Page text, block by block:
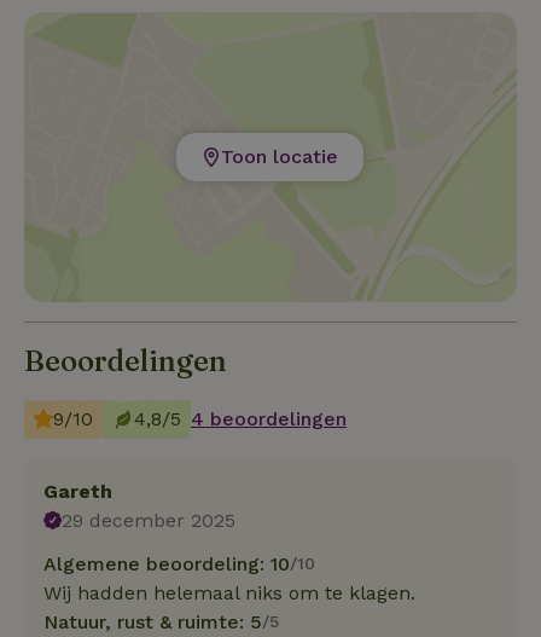
Toon locatie
Beoordelingen
9/10 4,8/5 4 beoordelingen
Gareth
29 december 2025
Algemene beoordeling: 10/10
Wij hadden helemaal niks om te klagen.
Natuur, rust & ruimte: 5/5